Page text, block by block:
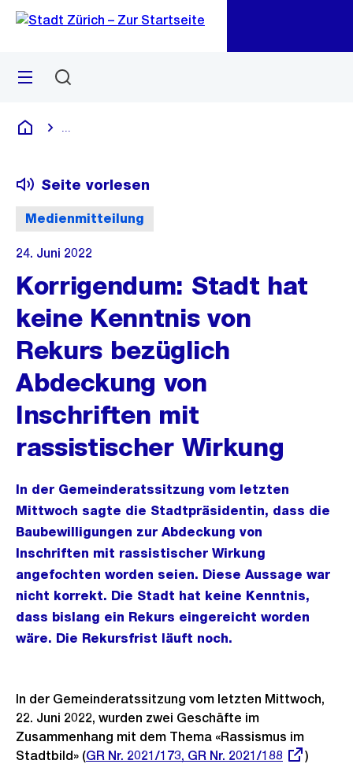
Navigation
Sprunglink
Menü
Deutsch
Medienmitteilung
Seite vorlesen
24. Juni 2022
Korrigendum: Stadt hat
keine Kenntnis von
Rekurs bezüglich
Abdeckung von
Inschriften mit
rassistischer Wirkung
In der Gemeinderatssitzung vom letzten
Mittwoch sagte die Stadtpräsidentin, dass die
Baubewilligungen zur Abdeckung von
Inschriften mit rassistischer Wirkung
angefochten worden seien. Diese Aussage war
nicht korrekt. Die Stadt hat keine Kenntnis,
dass bislang ein Rekurs eingereicht worden
wäre. Die Rekursfrist läuft noch.
In der Gemeinderatssitzung vom letzten Mittwoch,
22. Juni 2022, wurden zwei Geschäfte im
Zusammenhang mit dem Thema «Rassismus im
Stadtbild» (Externer
GR Nr. 2021/173, GR Nr. 2021/188
)